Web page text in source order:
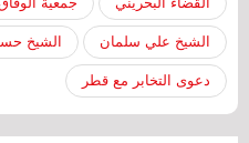
الشيخ علي سلمان الشيخ
دعوى التخابر مع قطر